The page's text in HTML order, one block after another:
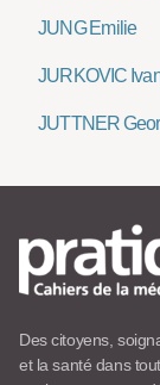
JUNG Emilie
JURKOVIC
JUTTNER
Des citoyens,
et la santé dans